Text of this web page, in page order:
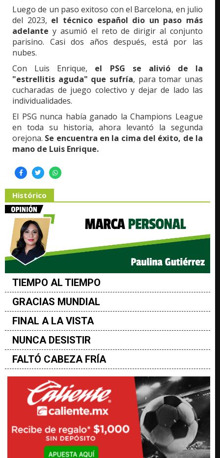
Luego de un paso exitoso con el Barcelona, en julio
del 2023, el técnico español dio un paso más
adelante y asumió el reto de dirigir al conjunto
parisino. Casi dos años después, está por las
nubes.
Con Luis Enrique, el PSG se alivió de la
"estrellitis aguda" que sufría, para tomar unas
cucharadas de juego colectivo y dejar de lado las
individualidades.
El PSG nunca había ganado la Champions League
en toda su historia, ahora levantó la segunda
orejona. Se encuentra en la cima del éxito, de la
mano de Luis Enrique.
Histórico
TIEMPO AL TIEMPO
GRACIAS MUNDIAL
FINAL A LA VISTA
NUNCA DESISTIR
FALTÓ CABEZA FRÍA